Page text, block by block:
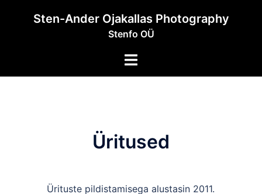
Sten-Ander Ojakallas Photography
Stenfo OÜ
Toggle
Üritused
Ürituste pildistamisega alustasin 2011.